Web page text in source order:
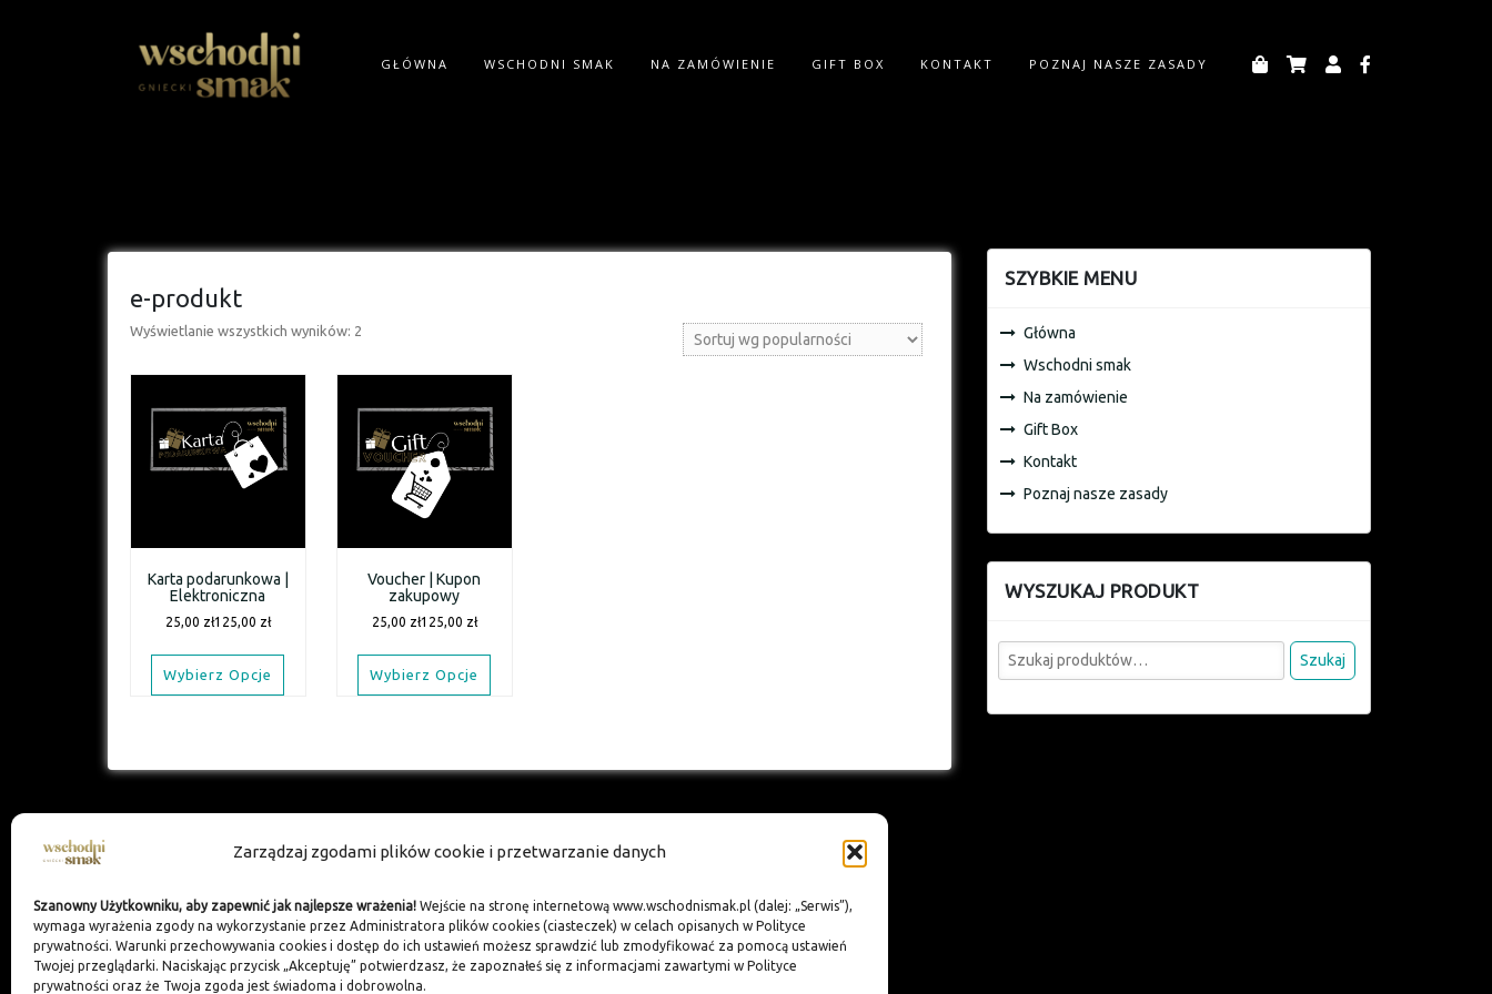
Zarządzaj zgodami plików cookie i przetwarzanie danych
Szanowny Użytkowniku, aby zapewnić jak najlepsze wrażenia! Wejście na stronę internetową www.wschodnismak.pl (dalej: „Serwis”),
wymaga wyrażenia zgody na wykorzystanie przez Administratora plików cookies (ciasteczek) w celach opisanych w Polityce
prywatności. Warunki przechowywania cookies i dostęp do ich ustawień możesz sprawdzić lub zmodyfikować za pomocą ustawień
Twojej przeglądarki. Naciskając przycisk „Akceptuję” potwierdzasz, że zapoznałeś się z informacjami zawartymi w Polityce
prywatności oraz że Twoja zgoda jest świadoma i dobrowolna.
GŁÓWNA WSCHODNI SMAK NA ZAMÓWIENIE GIFT BOX KONTAKT POZNAJ NASZE ZASADY
e-produkt
Wyświetlanie wszystkich wyników: 2
Karta podarunkowa |
Elektroniczna
25,00 zł125,00 zł
Wybierz Opcje
Voucher | Kupon
zakupowy
25,00 zł125,00 zł
Wybierz Opcje
SZYBKIE MENU
Główna
Wschodni smak
Na zamówienie
Gift Box
Kontakt
Poznaj nasze zasady
WYSZUKAJ PRODUKT
Szukaj